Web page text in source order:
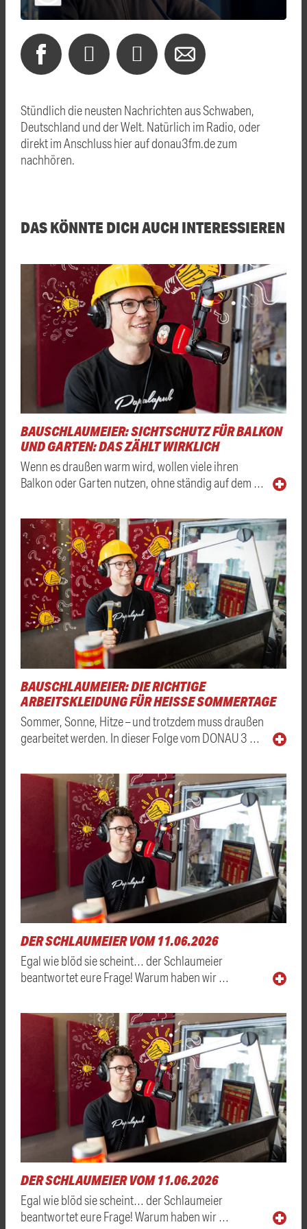
Stündlich die neusten Nachrichten aus Schwaben,
Deutschland und der Welt. Natürlich im Radio, oder
direkt im Anschluss hier auf donau3fm.de zum
nachhören.
DAS KÖNNTE DICH AUCH INTERESSIEREN
BAUSCHLAUMEIER: SICHTSCHUTZ FÜR BALKON
UND GARTEN: DAS ZÄHLT WIRKLICH
Wenn es draußen warm wird, wollen viele ihren
Balkon oder Garten nutzen, ohne ständig auf dem …
BAUSCHLAUMEIER: DIE RICHTIGE
ARBEITSKLEIDUNG FÜR HEISSE SOMMERTAGE
Sommer, Sonne, Hitze – und trotzdem muss draußen
gearbeitet werden. In dieser Folge vom DONAU 3 …
DER SCHLAUMEIER VOM 11.06.2026
Egal wie blöd sie scheint… der Schlaumeier
beantwortet eure Frage! Warum haben wir …
DER SCHLAUMEIER VOM 11.06.2026
Egal wie blöd sie scheint… der Schlaumeier
beantwortet eure Frage! Warum haben wir …